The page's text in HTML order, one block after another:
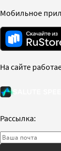
Мобильное
На сайте
Рассылка: